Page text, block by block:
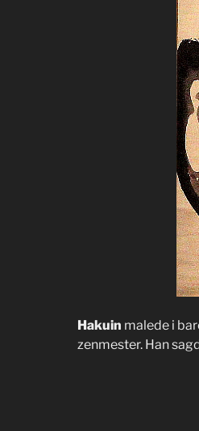
Hakuin malede i
zenmester. Han